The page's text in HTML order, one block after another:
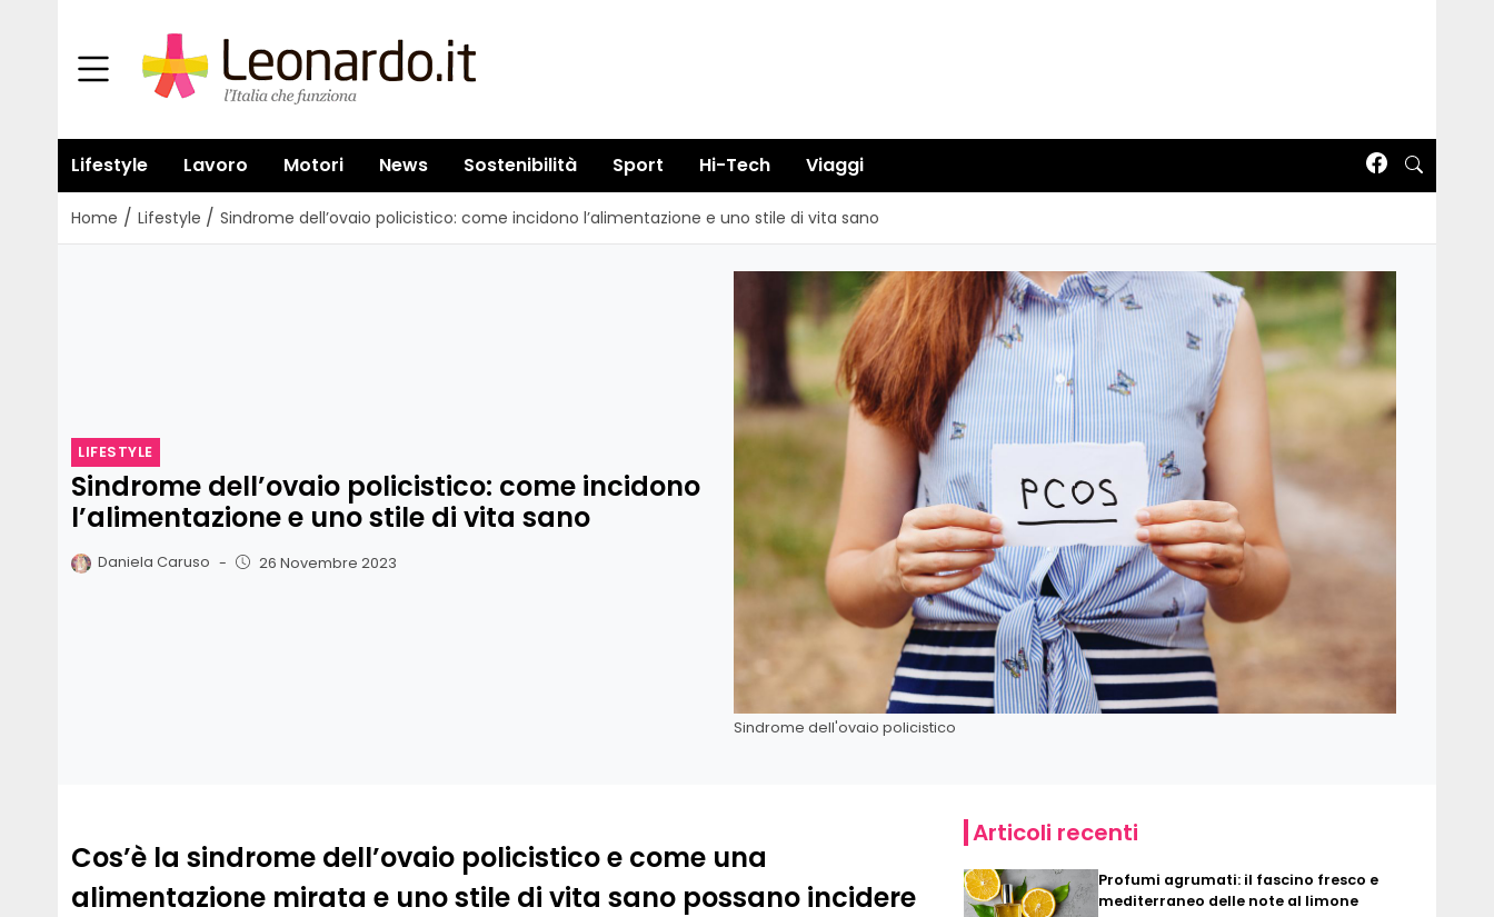
Lifestyle Lavoro Motori News Sostenibilità Sport Hi-Tech Viaggi
Home / Lifestyle / Sindrome dell’ovaio policistico: come incidono l’alimentazione e uno stile di vita sano
LIFESTYLE
Sindrome dell’ovaio policistico: come incidono
l’alimentazione e uno stile di vita sano
Daniela Caruso - 26 Novembre 2023
Sindrome dell'ovaio policistico
Cos’è la sindrome dell’ovaio policistico e come una
alimentazione mirata e uno stile di vita sano possano incidere
Articoli recenti
Profumi agrumati: il fascino fresco e
mediterraneo delle note al limone